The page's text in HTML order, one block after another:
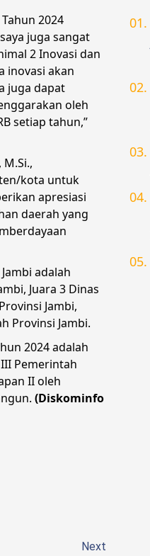
2024
juga sangat
2 Inovasi dan
inovasi akan
juga dapat
oleh
setiap tahun,”
kota untuk
apresiasi
daerah yang
adalah
Juara 3 Dinas
Jambi,
Provinsi Jambi.
2024 adalah
Pemerintah
II oleh
(Diskominfo
Next